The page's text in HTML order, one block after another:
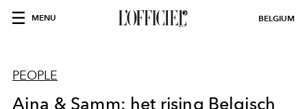
MENU BELGIUM
PEOPLE
Ajna & Samm: het rising Belgisch